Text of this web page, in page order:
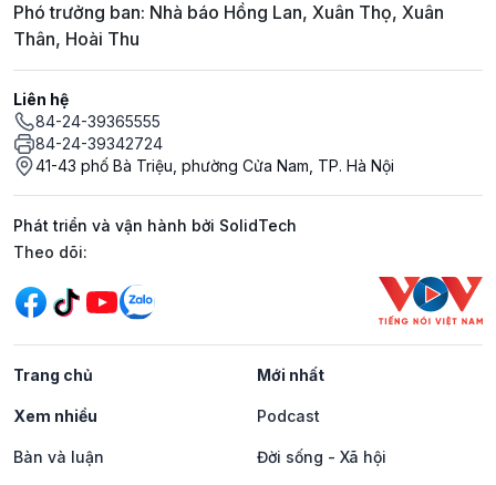
Phó trưởng ban: Nhà báo Hồng Lan, Xuân Thọ, Xuân
Thân, Hoài Thu
Liên hệ
84-24-39365555
84-24-39342724
41-43 phố Bà Triệu, phường Cửa Nam, TP. Hà Nội
Phát triển và vận hành bởi SolidTech
Mạng xã hội
Theo dõi:
Trang chủ Mới nhất
Xem nhiều Podcast
Bàn và luận Đời sống - Xã hội